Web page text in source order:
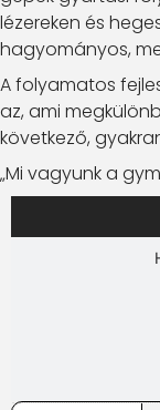
lézereken és
hagyományos,
A folyamatos
az, ami
következő,
„Mi vagyunk a